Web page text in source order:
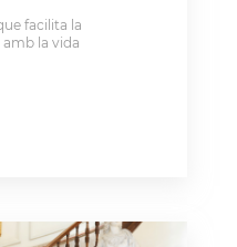
facilita la
la vida